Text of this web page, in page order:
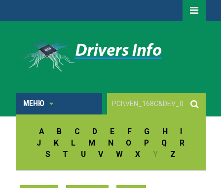
МЕНЮ
A B C D E F G H
I
J
K L M N O P Q
R
S
T U V W X Y Z